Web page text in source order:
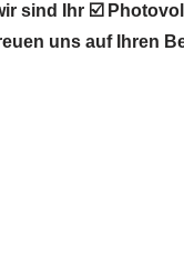
sind Ihr ☑️
uns auf Ihren